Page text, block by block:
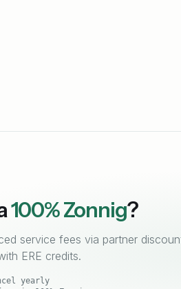
100% Zonnig?
service fees via partner
ERE credits.
yearly